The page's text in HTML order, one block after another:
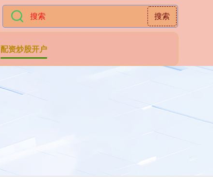
搜索
配资炒股开户